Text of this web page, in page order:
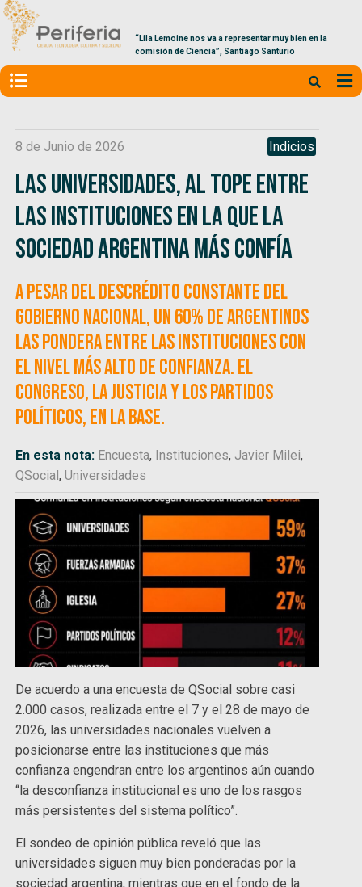
“Lila Lemoine nos va a representar muy bien en la
comisión de Ciencia”, Santiago Santurio
8 de Junio de 2026 Indicios
Las universidades, al tope entre
las instituciones en la que la
sociedad argentina más confía
A pesar del descrédito constante del
gobierno nacional, un 60% de argentinos
las pondera entre las instituciones con
el nivel más alto de confianza. El
Congreso, la Justicia y los partidos
políticos, en la base.
En esta nota: Encuesta, Instituciones, Javier Milei,
QSocial,Universidades
De acuerdo a una encuesta de QSocial sobre casi
2.000 casos, realizada entre el 7 y el 28 de mayo de
2026, las universidades nacionales vuelven a
posicionarse entre las instituciones que más
confianza engendran entre los argentinos aún cuando
“la desconfianza institucional es uno de los rasgos
más persistentes del sistema político”.
El sondeo de opinión pública reveló que las
universidades siguen muy bien ponderadas por la
sociedad argentina, mientras que en el fondo de la